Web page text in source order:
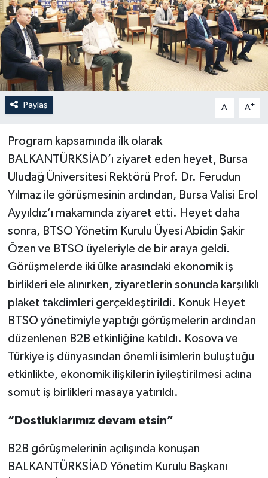
Paylaş A- A+
Program kapsamında ilk olarak
BALKANTÜRKSİAD’ı ziyaret eden heyet, Bursa
Uludağ Üniversitesi Rektörü Prof. Dr. Ferudun
Yılmaz ile görüşmesinin ardından, Bursa Valisi Erol
Ayyıldız’ı makamında ziyaret etti. Heyet daha
sonra, BTSO Yönetim Kurulu Üyesi Abidin Şakir
Özen ve BTSO üyeleriyle de bir araya geldi.
Görüşmelerde iki ülke arasındaki ekonomik iş
birlikleri ele alınırken, ziyaretlerin sonunda karşılıklı
plaket takdimleri gerçekleştirildi. Konuk Heyet
BTSO yönetimiyle yaptığı görüşmelerin ardından
düzenlenen B2B etkinliğine katıldı. Kosova ve
Türkiye iş dünyasından önemli isimlerin buluştuğu
etkinlikte, ekonomik ilişkilerin iyileştirilmesi adına
somut iş birlikleri masaya yatırıldı.
“Dostluklarımız devam etsin”
B2B görüşmelerinin açılışında konuşan
BALKANTÜRKSİAD Yönetim Kurulu Başkanı